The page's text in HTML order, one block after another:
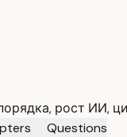
рост ИИ,
Questions